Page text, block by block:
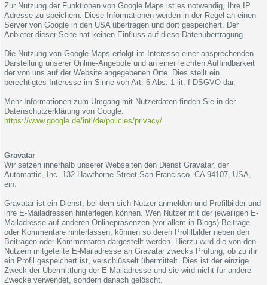
Zur Nutzung der Funktionen von Google Maps ist es notwendig, Ihre IP
Adresse zu speichern. Diese Informationen werden in der Regel an einen
Server von Google in den USA übertragen und dort gespeichert. Der
Anbieter dieser Seite hat keinen Einfluss auf diese Datenübertragung.
Die Nutzung von Google Maps erfolgt im Interesse einer ansprechenden
Darstellung unserer Online-Angebote und an einer leichten Auffindbarkeit
der von uns auf der Website angegebenen Orte. Dies stellt ein
berechtigtes Interesse im Sinne von Art. 6 Abs. 1 lit. f DSGVO dar.
Mehr Informationen zum Umgang mit Nutzerdaten finden Sie in der
Datenschutzerklärung von Google:
https://www.google.de/intl/de/policies/privacy/
Gravatar
Wir setzen innerhalb unserer Webseiten den Dienst Gravatar, der
Automattic, Inc. 132 Hawthorne Street San Francisco, CA 94107, USA,
ein.
Gravatar ist ein Dienst, bei dem sich Nutzer anmelden und Profilbilder und
ihre E-Mailadressen hinterlegen können. Wen Nutzer mit der jeweiligen E-
Mailadresse auf anderen Onlinepräsenzen (vor allem in Blogs) Beiträge
oder Kommentare hinterlassen, können so deren Profilbilder neben den
Beiträgen oder Kommentaren dargestellt werden. Hierzu wird die von den
Nutzern mitgeteilte E-Mailadresse an Gravatar zwecks Prüfung, ob zu ihr
ein Profil gespeichert ist, verschlüsselt übermittelt. Dies ist der einzige
Zweck der Übermittlung der E-Mailadresse und sie wird nicht für andere
Zwecke verwendet, sondern danach gelöscht.